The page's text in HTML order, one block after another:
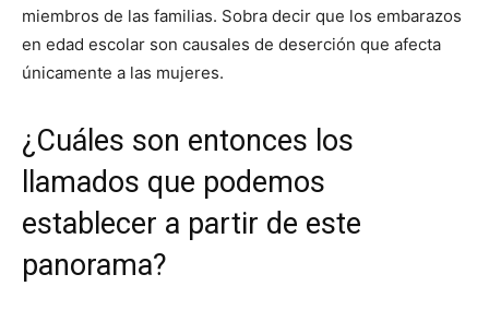
miembros de las familias. Sobra decir que los embarazos
en edad escolar son causales de deserción que afecta
únicamente a las mujeres.
¿Cuáles son entonces los
llamados que podemos
establecer a partir de este
panorama?